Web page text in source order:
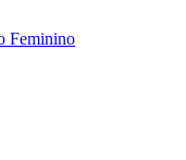
Feminino